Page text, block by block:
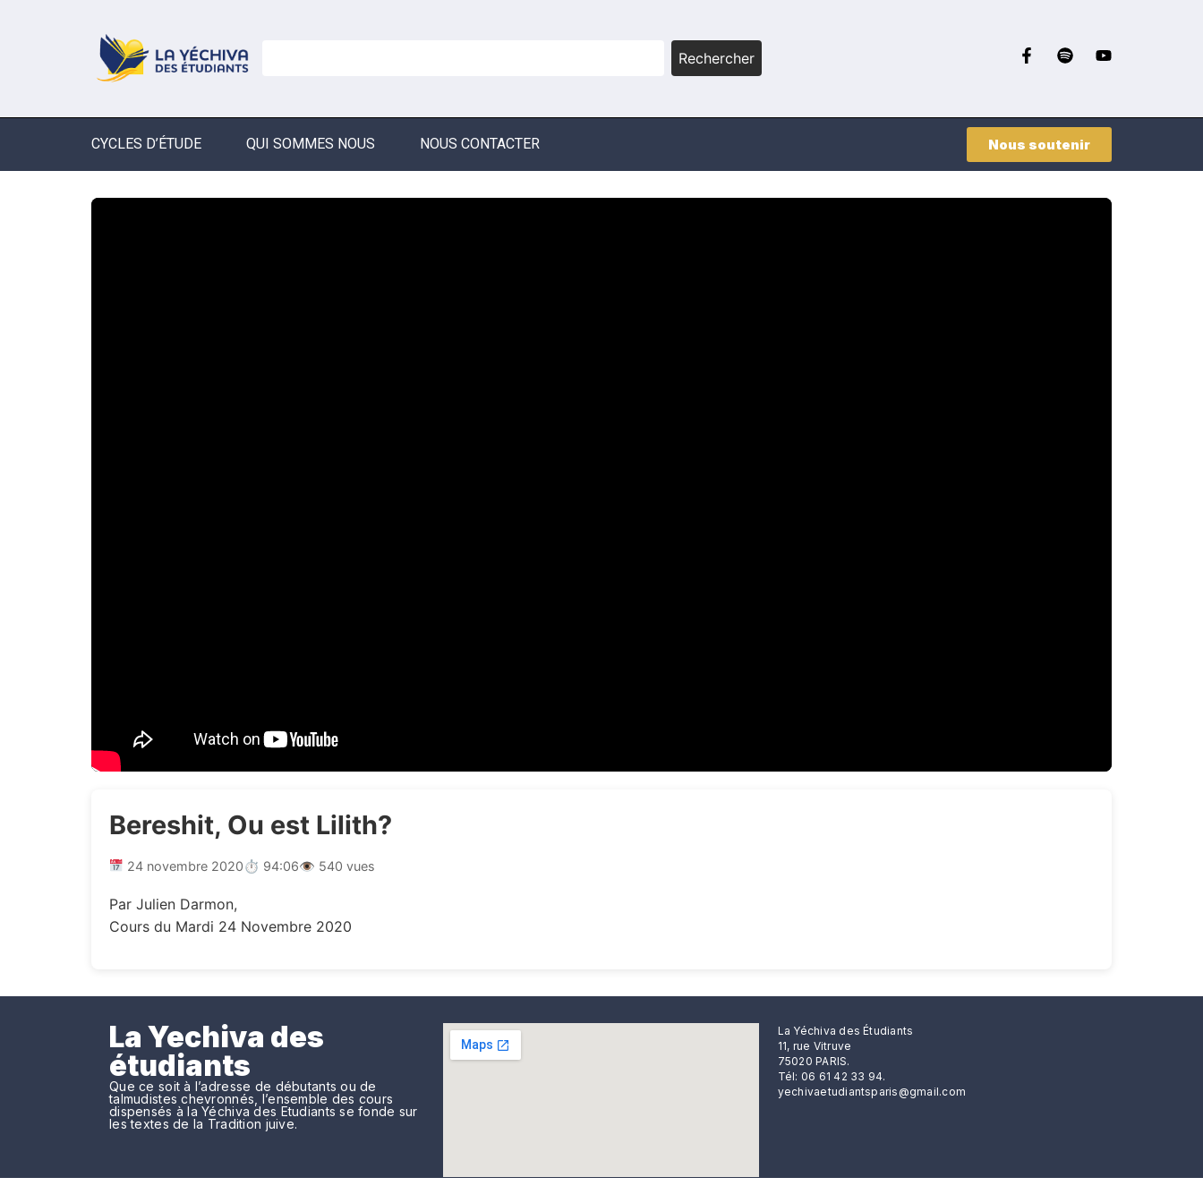
Rechercher
CYCLES D’ÉTUDE QUI SOMMES NOUS NOUS CONTACTER Nous soutenir
Bereshit, Ou est Lilith?
24 novembre 2020⏱ 94:06👁 540 vues
Par Julien Darmon,
Cours du Mardi 24 Novembre 2020
La Yechiva des
étudiants
Que ce soit à l’adresse de débutants ou de
talmudistes chevronnés, l’ensemble des cours
dispensés à la Yéchiva des Etudiants se fonde sur
les textes de la Tradition juive.
La Yéchiva des Étudiants
11, rue Vitruve
75020 PARIS.
Tél: 06 61 42 33 94.
yechivaetudiantsparis@gmail.com